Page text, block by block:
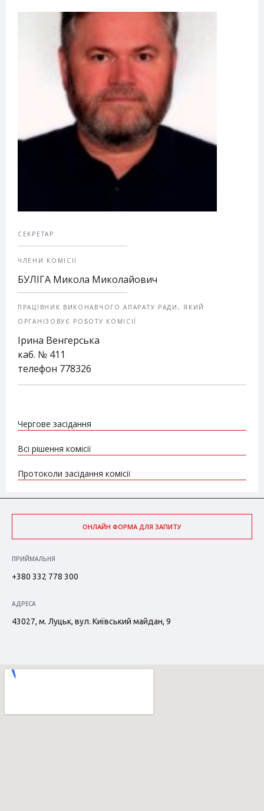
СЕКРЕТАР
ЧЛЕНИ КОМІСІЇ
БУЛІГА Микола Миколайович
ПРАЦІВНИК ВИКОНАВЧОГО АПАРАТУ РАДИ, ЯКИЙ
ОРГАНІЗОВУЄ РОБОТУ КОМІСІЇ
Ірина Венгерська
каб. № 411
телефон 778326
Чергове засідання
Всі рішення комісії
Протоколи засідання комісії
ОНЛАЙН ФОРМА ДЛЯ ЗАПИТУ
ПРИЙМАЛЬНЯ
+380 332 778 300
АДРЕСА
43027, м. Луцьк, вул. Київський майдан, 9